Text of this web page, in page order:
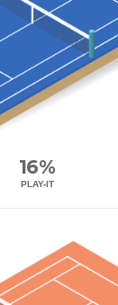
16%
PLAY-IT